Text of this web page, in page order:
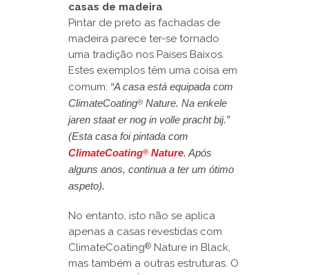
casas de madeira
Pintar de preto as fachadas de
madeira parece ter-se tornado
uma tradição nos Países Baixos.
Estes exemplos têm uma coisa em
comum: “A casa está equipada com
ClimateCoating® Nature. Na enkele
jaren staat er nog in volle pracht bij.”
(Esta casa foi pintada com
ClimateCoating® Nature. Após
alguns anos, continua a ter um ótimo
aspeto).
No entanto, isto não se aplica
apenas a casas revestidas com
ClimateCoating® Nature in Black,
mas também a outras estruturas. O